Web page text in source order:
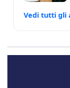
Vedi tutti gli